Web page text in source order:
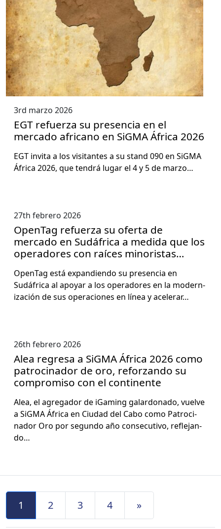
3rd marzo 2026
EGT refuerza su presencia en el
mercado africano en SiGMA África 2026
EGT invi­ta a los vis­i­tantes a su stand 090 en SiG­MA
África 2026, que ten­drá lugar el 4 y 5 de mar­zo…
27th febrero 2026
OpenTag refuerza su oferta de
mercado en Sudáfrica a medida que los
operadores con raíces minoristas
Open­Tag está expan­di­en­do su pres­en­cia en
Sudáfrica al apo­yar a los oper­adores en la mod­ern­
ización de sus opera­ciones en línea y acel­er­ar…
26th febrero 2026
Alea regresa a SiGMA África 2026 como
patrocinador de oro, reforzando su
compromiso con el continente
Alea, el agre­gador de iGam­ing galar­don­a­do, vuelve
a SiG­MA África en Ciu­dad del Cabo como Patroci­
nador Oro por segun­do año con­sec­u­ti­vo, refle­jan­
do…
Navegación de Entradas
1 2 3 4 »